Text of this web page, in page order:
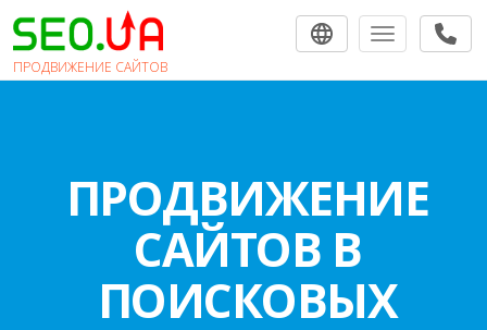
ПРОДВИЖЕНИЕ САЙТОВ
Toggle
ПРОДВИЖЕНИЕ
САЙТОВ В
ПОИСКОВЫХ